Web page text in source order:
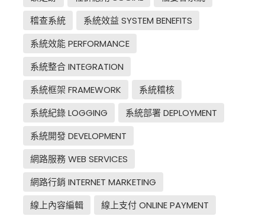
稽查系統
系統效益 SYSTEM BENEFITS
系統效能 PERFORMANCE
系統整合 INTEGRATION
系統框架 FRAMEWORK
系統稽核
系統紀錄 LOGGING
系統部署 DEPLOYMENT
系統開發 DEVELOPMENT
網路服務 WEB SERVICES
網路行銷 INTERNET MARKETING
線上內容編輯
線上支付 ONLINE PAYMENT